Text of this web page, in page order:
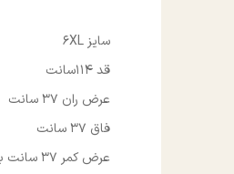
سایز 6XL
قد 114سانت
عرض ران 37 سانت
فاق 37 سانت
عرض کمر 37 سانت بدون کشسانی 65 سانت باکشسانی